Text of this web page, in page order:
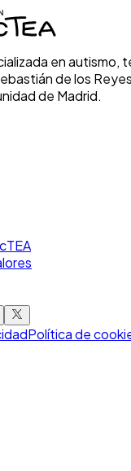
en autismo,
de los
de Madrid.
Política de